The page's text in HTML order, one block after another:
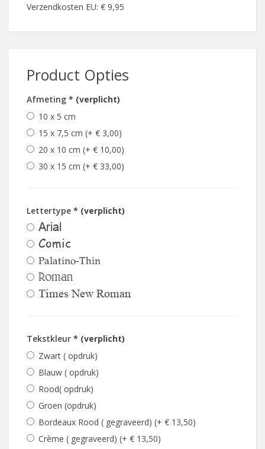
Verzendkosten EU: € 9,95
Product Opties
Afmeting * (verplicht)
10 x 5 cm
15 x 7,5 cm (+ € 3,00)
20 x 10 cm (+ € 10,00)
30 x 15 cm (+ € 33,00)
Lettertype * (verplicht)
Arial
Comic
Palatino-Thin
Roman
Times New Roman
Tekstkleur * (verplicht)
Zwart ( opdruk)
Blauw ( opdruk)
Rood( opdruk)
Groen (opdruk)
Bordeaux Rood ( gegraveerd) (+ € 13,50)
Crème ( gegraveerd) (+ € 13,50)